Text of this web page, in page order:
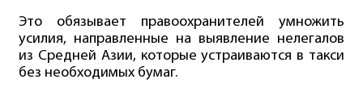
Это обязывает правоохранителей умножить
усилия, направленные на выявление нелегалов
из Средней Азии, которые устраиваются в такси
без необходимых бумаг.